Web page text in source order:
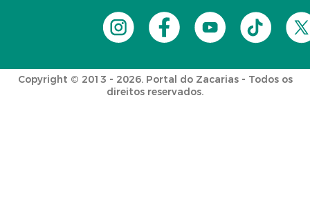
Copyright © 2013 - 2026. Portal do Zacarias - Todos os
direitos reservados.